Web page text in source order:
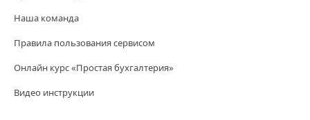
Наша команда
Правила пользования сервисом
Онлайн курс «Простая бухгалтерия»
Видео инструкции